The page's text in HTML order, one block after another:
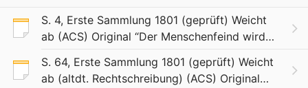
S. 4, Erste Sammlung 1801 (geprüft) Weicht
ab (ACS) Original “Der Menschenfeind wird
h e u n d P l a n e mit Liebe aufnehmen; denn
S. 64, Erste Sammlung 1801 (geprüft) Weicht
ab (altdt. Rechtschreibung) (ACS) Original